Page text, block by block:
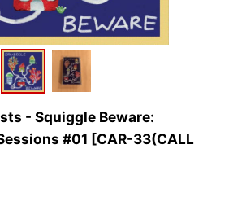
- Squiggle Beware:
#01 [CAR-33(CALL